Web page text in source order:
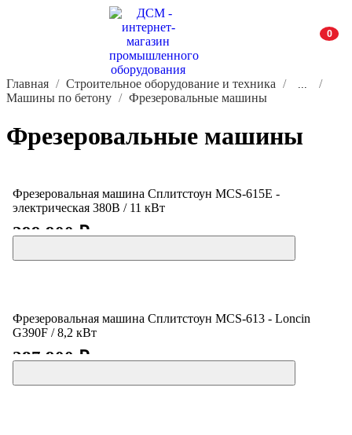
0
Главная Строительное оборудование и техника ...
Машины по бетону Фрезеровальные машины
Фрезеровальные машины
Фрезеровальная машина Сплитстоун MCS-615E -
электрическая 380В / 11 кВт
299 900 ₽
Фрезеровальная машина Сплитстоун MCS-613 - Loncin
G390F / 8,2 кВт
287 900 ₽